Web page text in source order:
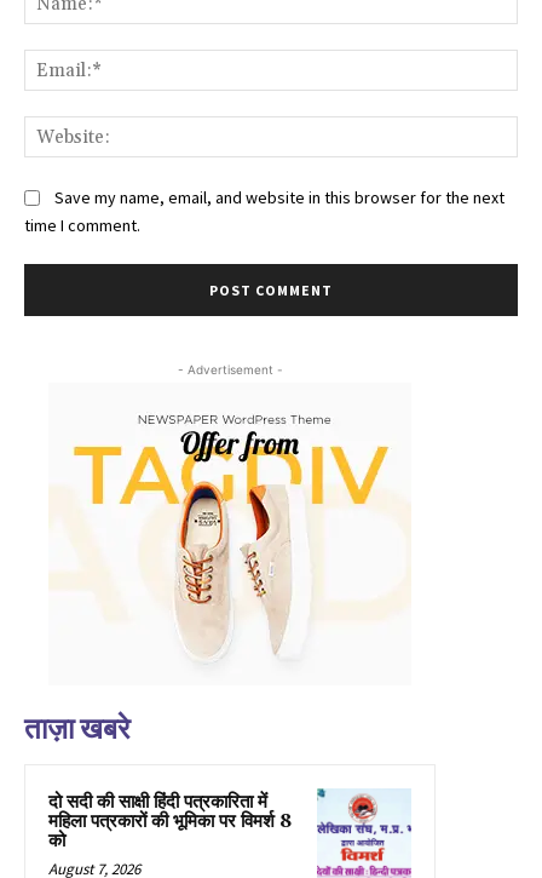
Save my name, email, and website in this browser for the next
time I comment.
- Advertisement -
ताज़ा खबरे
दो सदी की साक्षी हिंदी पत्रकारिता में
महिला पत्रकारों की भूमिका पर विमर्श 8
को
August 7, 2026